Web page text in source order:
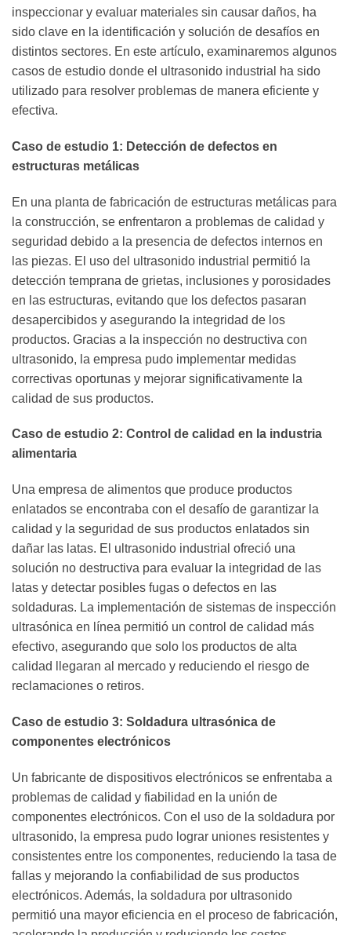
inspeccionar y evaluar materiales sin causar daños, ha
sido clave en la identificación y solución de desafíos en
distintos sectores. En este artículo, examinaremos algunos
casos de estudio donde el ultrasonido industrial ha sido
utilizado para resolver problemas de manera eficiente y
efectiva.
Caso de estudio 1: Detección de defectos en
estructuras metálicas
En una planta de fabricación de estructuras metálicas para
la construcción, se enfrentaron a problemas de calidad y
seguridad debido a la presencia de defectos internos en
las piezas. El uso del ultrasonido industrial permitió la
detección temprana de grietas, inclusiones y porosidades
en las estructuras, evitando que los defectos pasaran
desapercibidos y asegurando la integridad de los
productos. Gracias a la inspección no destructiva con
ultrasonido, la empresa pudo implementar medidas
correctivas oportunas y mejorar significativamente la
calidad de sus productos.
Caso de estudio 2: Control de calidad en la industria
alimentaria
Una empresa de alimentos que produce productos
enlatados se encontraba con el desafío de garantizar la
calidad y la seguridad de sus productos enlatados sin
dañar las latas. El ultrasonido industrial ofreció una
solución no destructiva para evaluar la integridad de las
latas y detectar posibles fugas o defectos en las
soldaduras. La implementación de sistemas de inspección
ultrasónica en línea permitió un control de calidad más
efectivo, asegurando que solo los productos de alta
calidad llegaran al mercado y reduciendo el riesgo de
reclamaciones o retiros.
Caso de estudio 3: Soldadura ultrasónica de
componentes electrónicos
Un fabricante de dispositivos electrónicos se enfrentaba a
problemas de calidad y fiabilidad en la unión de
componentes electrónicos. Con el uso de la soldadura por
ultrasonido, la empresa pudo lograr uniones resistentes y
consistentes entre los componentes, reduciendo la tasa de
fallas y mejorando la confiabilidad de sus productos
electrónicos. Además, la soldadura por ultrasonido
permitió una mayor eficiencia en el proceso de fabricación,